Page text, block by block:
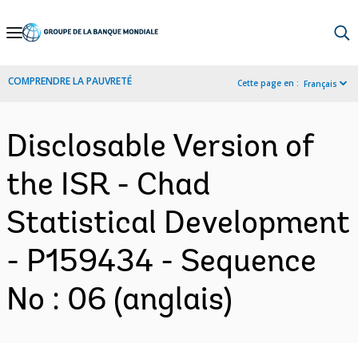
Skip
Navigation
COMPRENDRE LA PAUVRETÉ Cette page en : Français
Disclosable Version of
the ISR - Chad
Statistical Development
- P159434 - Sequence
No : 06 (anglais)